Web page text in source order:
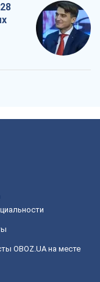
OBOZ.UA на месте